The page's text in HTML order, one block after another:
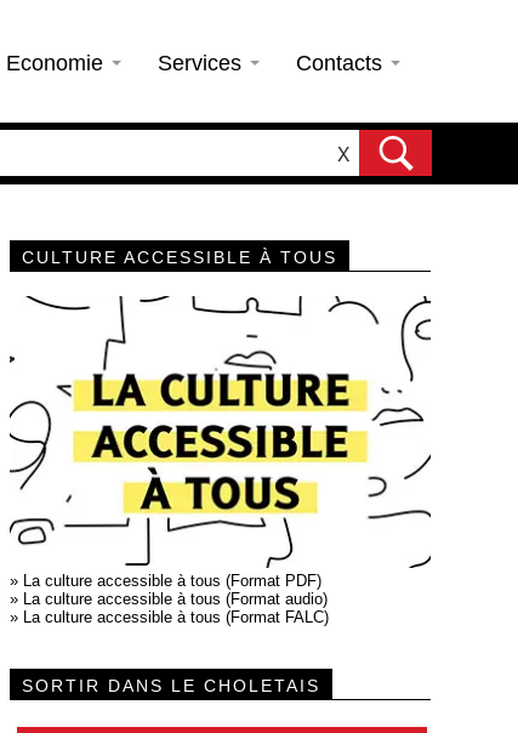
Economie Services Contacts
X
CULTURE ACCESSIBLE À TOUS
» La culture accessible à tous (Format PDF)
» La culture accessible à tous (Format audio)
» La culture accessible à tous (Format FALC)
SORTIR DANS LE CHOLETAIS